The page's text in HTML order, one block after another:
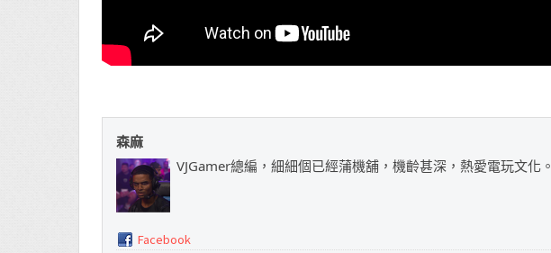
森麻
VJGamer總編，細細個已經蒲機舖，機齡甚深，熱愛電玩文化。
Facebook